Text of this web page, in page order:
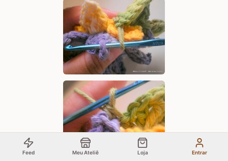
Feed Meu Ateliê Loja Entrar